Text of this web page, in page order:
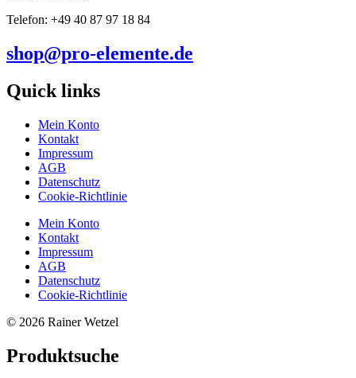
Telefon: +49 40 87 97 18 84
shop@pro-elemente.de
Quick links
Mein Konto
Kontakt
Impressum
AGB
Datenschutz
Cookie-Richtlinie
Mein Konto
Kontakt
Impressum
AGB
Datenschutz
Cookie-Richtlinie
© 2026 Rainer Wetzel
Produktsuche